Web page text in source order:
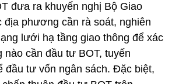
đưa ra khuyến nghị Bộ Giao
địa phương cần rà soát, nghiên
lưới hạ tầng giao thông để xác
cần đầu tư BOT, tuyến
đầu tư vốn ngân sách. Đặc biệt,